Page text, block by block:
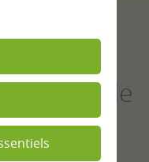
nordique